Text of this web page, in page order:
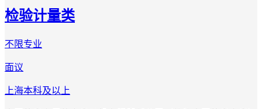
检验计量类
不限专业
面议
上海本科及以上